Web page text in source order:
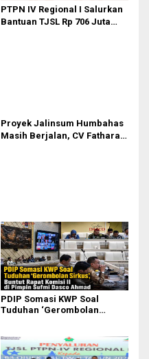
PTPN IV Regional I Salurkan
Bantuan TJSL Rp 706 Juta
Proyek Jalinsum Humbahas
Masih Berjalan, CV Fathara
PDIP Somasi KWP Soal
Tuduhan ‘Gerombolan
Ahmad